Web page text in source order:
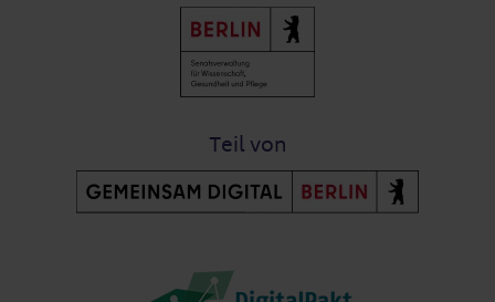
Teil von